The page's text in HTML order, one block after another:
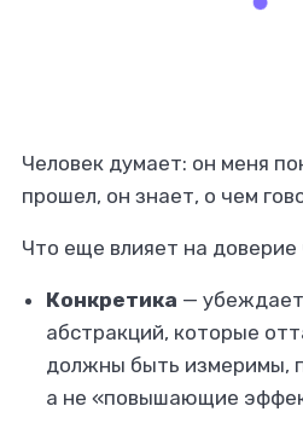
Человек думает: он меня
прошел, он знает, о чем
Что еще влияет на доверие
Конкретика —
абстракций, которые
должны быть измеримы,
а не «повышающие